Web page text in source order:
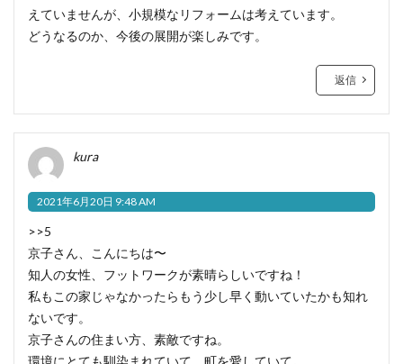
えていませんが、小規模なリフォームは考えています。
どうなるのか、今後の展開が楽しみです。
返信
kura
2021年6月20日 9:48 AM
>>5
京子さん、こんにちは〜
知人の女性、フットワークが素晴らしいですね！
私もこの家じゃなかったらもう少し早く動いていたかも知れ
ないです。
京子さんの住まい方、素敵ですね。
環境にとても馴染まれていて、町を愛していて。